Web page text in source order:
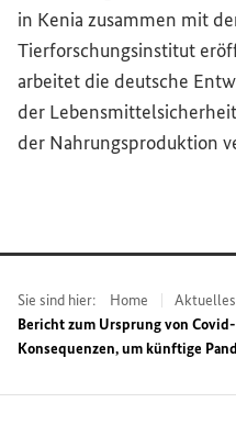
in Kenia zusammen mit
Tierforschungsinstitut
arbeitet die deutsche
der
der Nahrungsproduktion
Sie sind hier: Home Aktuelles
Bericht zum Ursprung von
Konsequenzen, um künftige